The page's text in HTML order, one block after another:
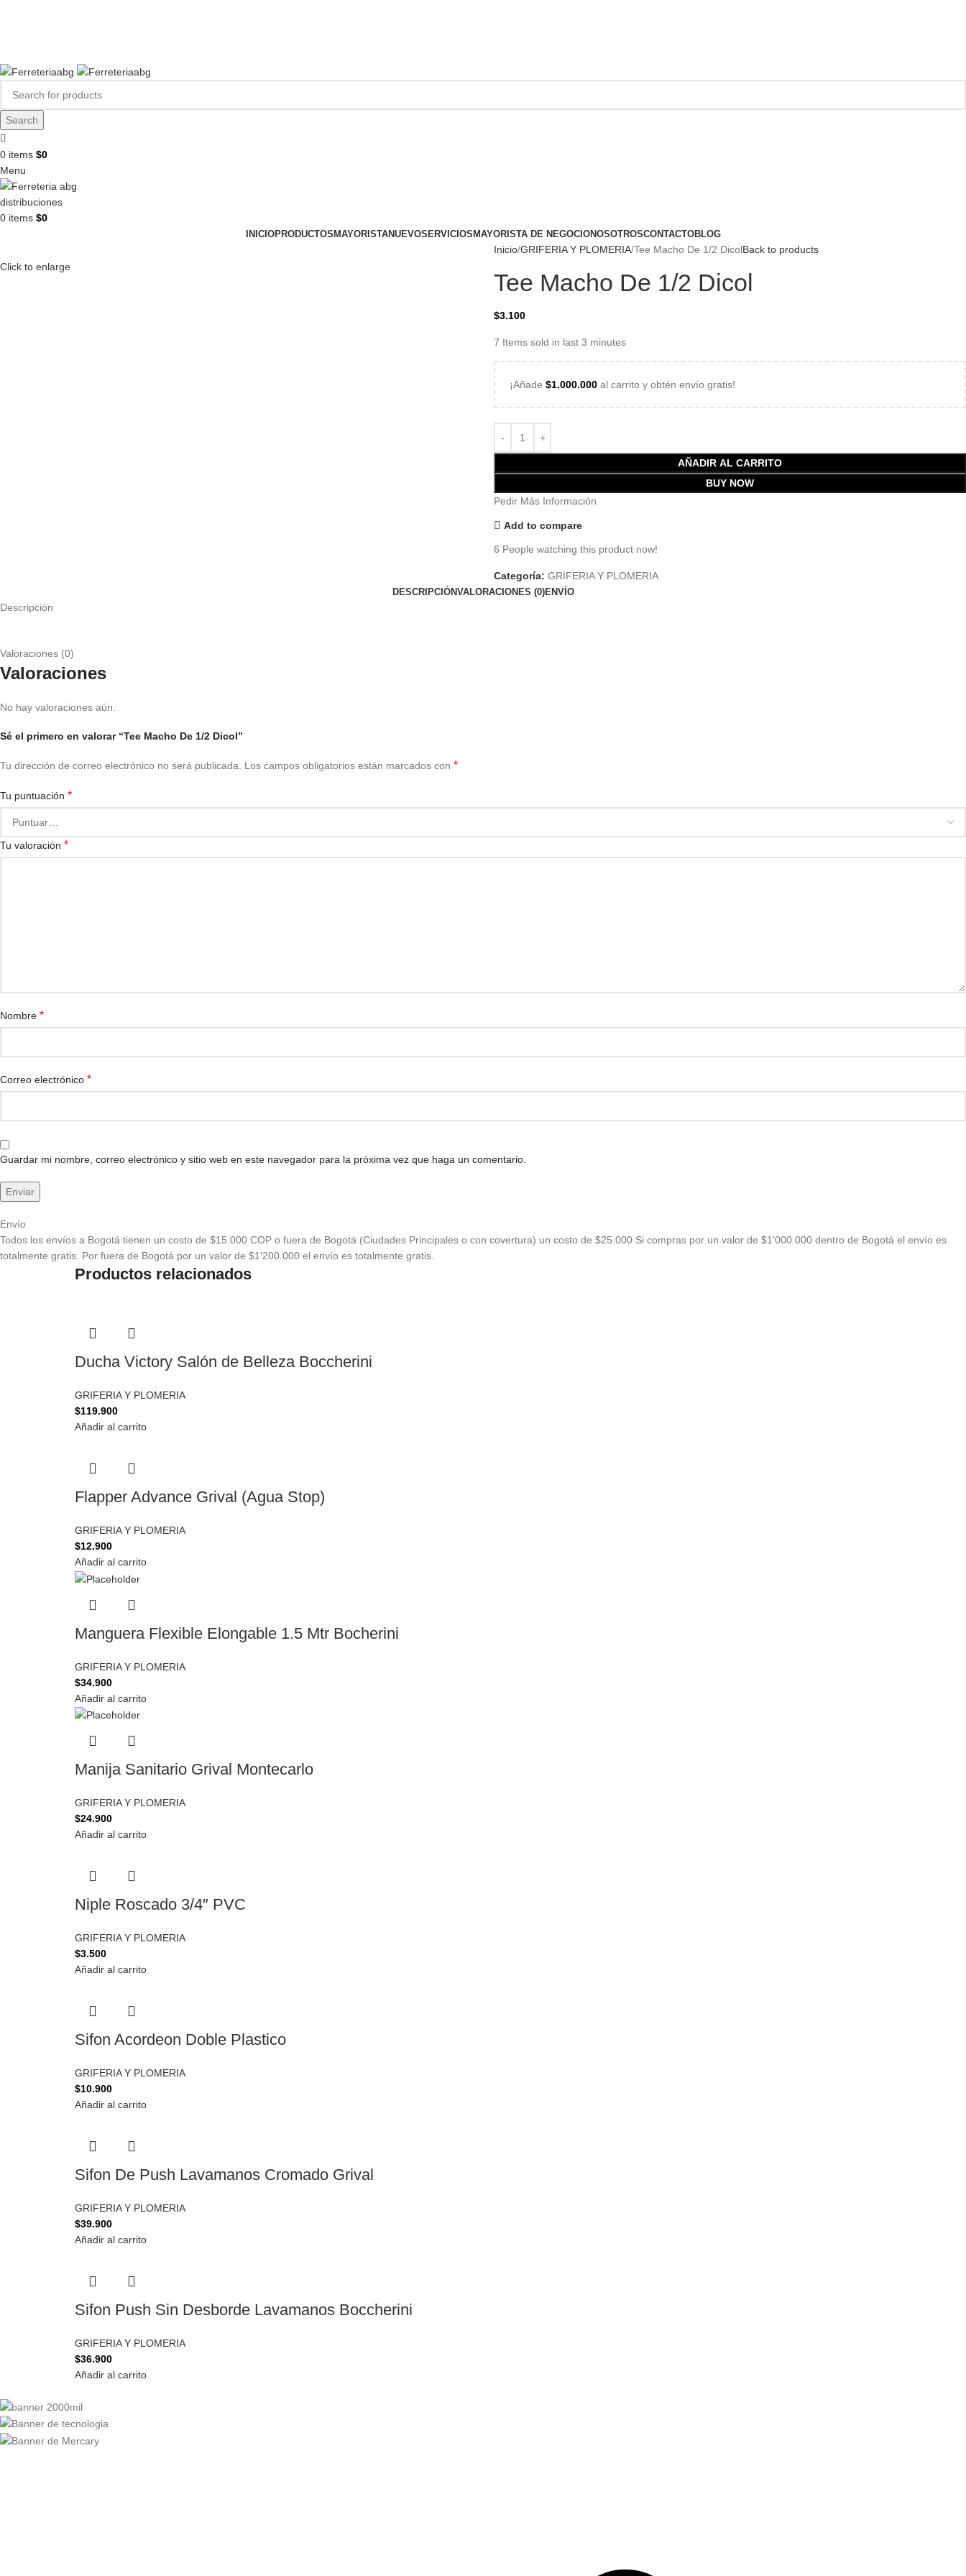
Search
0 items $0
Menu
0 items $0
INICIOPRODUCTOS MAYORISTANUEVOSERVICIOS MAYORISTA DE NEGOCIONOSOTROSCONTACTOBLOG
Click to enlarge
Inicio GRIFERIA Y PLOMERIA Tee Macho De 1/2 DicolBack to products
Tee Macho De 1/2 Dicol
$3.100
7 Items sold in last 3 minutes
¡Añade $1.000.000 al carrito y obtén envío gratis!
AÑADIR AL CARRITO
BUY NOW
Pedir Más Información
Add to compare
6 People watching this product now!
Categoría: GRIFERIA Y PLOMERIA
DESCRIPCIÓNVALORACIONES (0)ENVÍO
Descripción
Valoraciones (0)
Valoraciones
No hay valoraciones aún.
Sé el primero en valorar “Tee Macho De 1/2 Dicol”
Tu dirección de correo electrónico no será publicada. Los campos obligatorios están marcados con *
Tu puntuación *
Tu valoración *
Nombre *
Correo electrónico *
Guardar mi nombre, correo electrónico y sitio web en este navegador para la próxima vez que haga un comentario.
Envío
Todos los envíos a Bogotá tienen un costo de $15.000 COP o fuera de Bogotá (Ciudades Principales o con covertura) un costo de $25.000 Si compras por un valor de $1'000.000 dentro de Bogotá el envío es
totalmente gratis. Por fuera de Bogotá por un valor de $1'200.000 el envío es totalmente gratis.
Productos relacionados
Ducha Victory Salón de Belleza Boccherini
GRIFERIA Y PLOMERIA
$119.900
Añadir al carrito
Flapper Advance Grival (Agua Stop)
GRIFERIA Y PLOMERIA
$12.900
Añadir al carrito
Manguera Flexible Elongable 1.5 Mtr Bocherini
GRIFERIA Y PLOMERIA
$34.900
Añadir al carrito
Manija Sanitario Grival Montecarlo
GRIFERIA Y PLOMERIA
$24.900
Añadir al carrito
Niple Roscado 3/4″ PVC
GRIFERIA Y PLOMERIA
$3.500
Añadir al carrito
Sifon Acordeon Doble Plastico
GRIFERIA Y PLOMERIA
$10.900
Añadir al carrito
Sifon De Push Lavamanos Cromado Grival
GRIFERIA Y PLOMERIA
$39.900
Añadir al carrito
Sifon Push Sin Desborde Lavamanos Boccherini
GRIFERIA Y PLOMERIA
$36.900
Añadir al carrito